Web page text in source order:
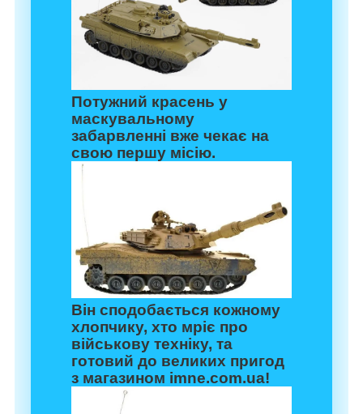
Потужний красень у
маскувальному
забарвленні вже чекає на
свою першу місію.
Він сподобається кожному
хлопчику, хто мріє про
військову техніку, та
готовий до великих пригод
з магазином imne.com.ua!